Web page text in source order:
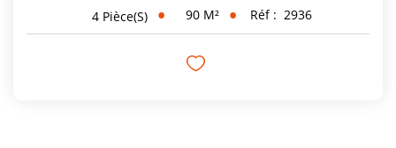
4 Pièce(s) 90 M² Réf : 2936